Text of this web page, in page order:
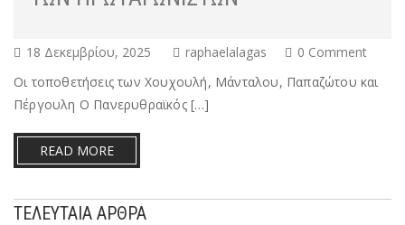
18 Δεκεμβρίου, 2025 raphaelalagas
0 Comment
Οι τοποθετήσεις των Χουχουλή, Μάνταλου, Παπαζώτου και
Πέργουλη Ο Πανερυθραϊκός […]
READ MORE
ΤΕΛΕΥΤΑΊΑ ΆΡΘΡΑ